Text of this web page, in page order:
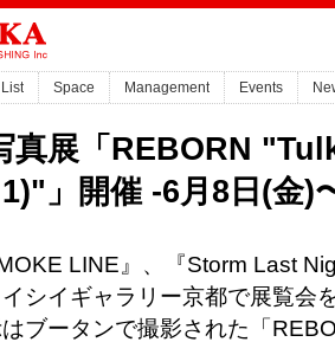
Space Management Events
真展「REBORN
」開催 -6月8日(金)
LINE』、『Storm Last
シイギャラリー京都で展覧会
ブータンで撮影された「